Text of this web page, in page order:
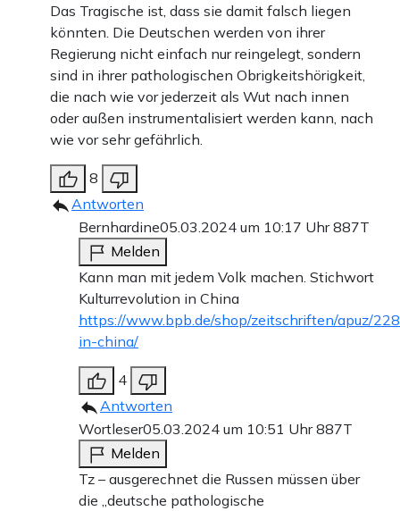
Das Tragische ist, dass sie damit falsch liegen
könnten. Die Deutschen werden von ihrer
Regierung nicht einfach nur reingelegt, sondern
sind in ihrer pathologischen Obrigkeitshörigkeit,
die nach wie vor jederzeit als Wut nach innen
oder außen instrumentalisiert werden kann, nach
wie vor sehr gefährlich.
8
Antworten
Bernhardine05.03.2024 um 10:17 Uhr887T
Melden
Kann man mit jedem Volk machen. Stichwort
Kulturrevolution in China
https://www.bpb.de/shop/zeitschriften/apuz/
in-china/
4
Antworten
Wortleser05.03.2024 um 10:51 Uhr887T
Melden
Tz – ausgerechnet die Russen müssen über
die „deutsche pathologische